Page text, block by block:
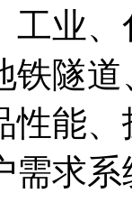
工业
铁隧
性能
需求